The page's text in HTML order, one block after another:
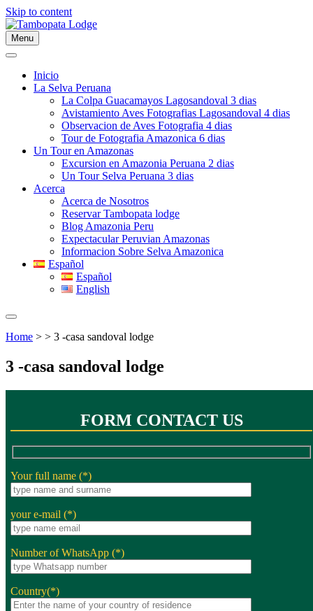
Skip to content
Menu
Inicio
La Selva Peruana
La Colpa Guacamayos Lagosandoval 3 dias
Avistamiento Aves Fotografias Lagosandoval 4 dias
Observacion de Aves Fotografia 4 dias
Tour de Fotografia Amazonica 6 dias
Un Tour en Amazonas
Excursion en Amazonia Peruana 2 dias
Un Tour Selva Peruana 3 dias
Acerca
Acerca de Nosotros
Reservar Tambopata lodge
Blog Amazonia Peru
Expectacular Peruvian Amazonas
Informacion Sobre Selva Amazonica
Español
Español
English
Home > > 3 -casa sandoval lodge
3 -casa sandoval lodge
FORM CONTACT US
Your full name (*)
your e-mail (*)
Number of WhatsApp (*)
Country(*)